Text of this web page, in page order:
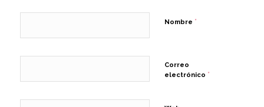
Nombre *
Correo
electrónico *